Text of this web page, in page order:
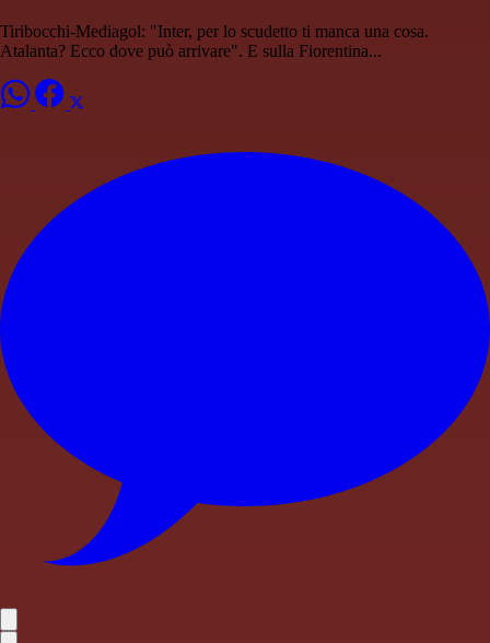
Tiribocchi-Mediagol: "Inter, per lo scudetto ti manca una cosa.
Atalanta? Ecco dove può arrivare". E sulla Fiorentina...